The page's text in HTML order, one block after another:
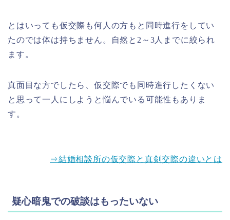
とはいっても仮交際も何人の方もと同時進行をしてい
たのでは体は持ちません。自然と2～3人までに絞られ
ます。
真面目な方でしたら、仮交際でも同時進行したくない
と思って一人にしようと悩んでいる可能性もありま
す。
⇒結婚相談所の仮交際と真剣交際の違いとは
疑心暗鬼での破談はもったいない